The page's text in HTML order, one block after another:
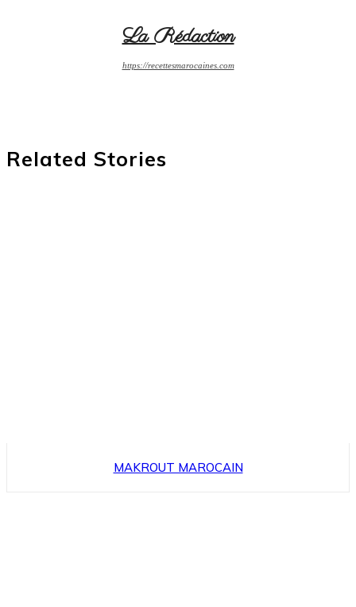
La Rédaction
https://recettesmarocaines.com
Related Stories
MAKROUT MAROCAIN